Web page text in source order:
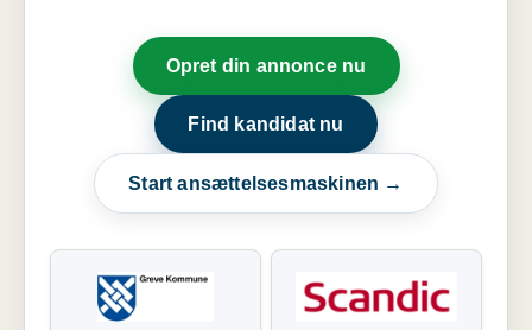
Opret din annonce nu
Find kandidat nu
Start ansættelsesmaskinen →